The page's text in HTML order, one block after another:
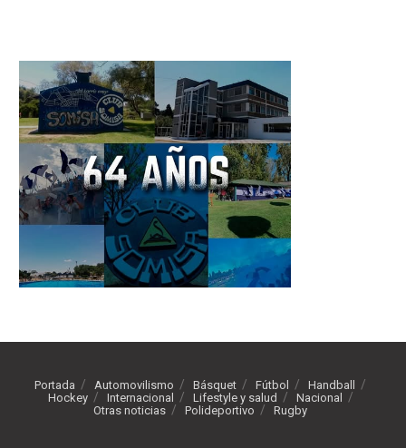
Portada Automovilismo Básquet Fútbol
Handball
Hockey
Internacional Lifestyle y salud
Nacional
Otras noticias
Polideportivo Rugby